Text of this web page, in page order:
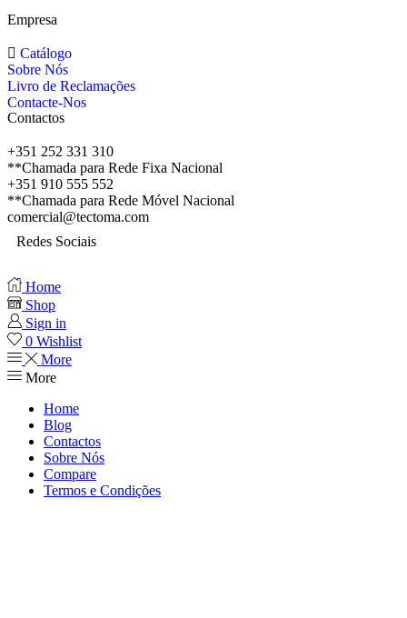
Empresa
Catálogo
Sobre Nós
Livro de Reclamações
Contacte-Nos
Contactos
+351 252 331 310
**Chamada para Rede Fixa Nacional
+351 910 555 552
**Chamada para Rede Móvel Nacional
comercial@tectoma.com
Redes Sociais
Home
Shop
Sign in
0 Wishlist
More
More
Home
Blog
Contactos
Sobre Nós
Compare
Termos e Condições